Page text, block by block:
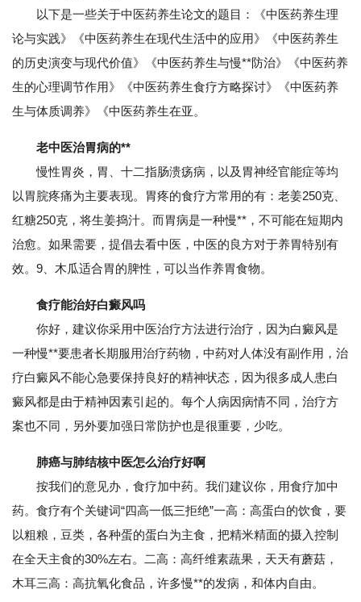
以下是一些关于中医药养生论文的题目：《中医药养生理
论与实践》《中医药养生在现代生活中的应用》《中医药养生
的历史演变与现代价值》《中医药养生与慢**防治》《中医药养
生的心理调节作用》《中医药养生食疗方略探讨》《中医药养
生与体质调养》《中医药养生在亚。
老中医治胃病的**
慢性胃炎，胃、十二指肠溃疡病，以及胃神经官能症等均
以胃脘疼痛为主要表现。胃疼的食疗方常用的有：老姜250克、
红糖250克，将生姜捣汁。而胃病是一种慢**，不可能在短期内
治愈。如果需要，提倡去看中医，中医的良方对于养胃特别有
效。9、木瓜适合胃的脾性，可以当作养胃食物。
食疗能治好白癜风吗
你好，建议你采用中医治疗方法进行治疗，因为白癜风是
一种慢**要患者长期服用治疗药物，中药对人体没有副作用，治
疗白癜风不能心急要保持良好的精神状态，因为很多成人患白
癜风都是由于精神因素引起的。每个人病因病情不同，治疗方
案也不同，另外要加强日常防护也是很重要，少吃。
肺癌与肺结核中医怎么治疗好啊
按我们的意见办，食疗加中药。我们建议你，用食疗加中
药。食疗有个关键词“四高一低三拒绝”一高：高蛋白的饮食，要
以粗粮，豆类，各种蛋的蛋白为主食，把精米精面的摄入控制
在全天主食的30%左右。二高：高纤维素蔬果，天天有蘑菇，
木耳三高：高抗氧化食品，许多慢**的发病，和体内自由。